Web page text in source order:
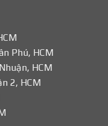
Phú, HCM
HCM
2, HCM